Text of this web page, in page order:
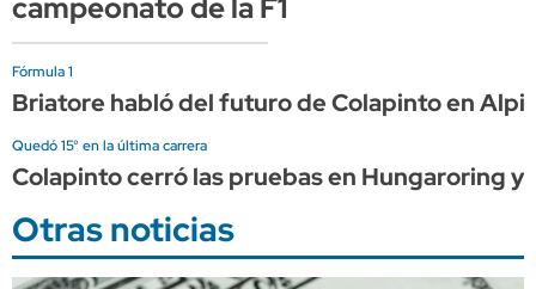
Fórmula 1
Briatore habló del futuro de Colapinto en
Quedó 15° en la última carrera
Colapinto cerró las pruebas en Hungaroring
Otras noticias